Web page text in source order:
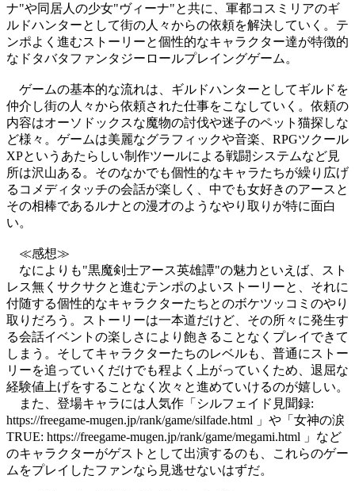
ナ"や同居人の少女"ヴィーナ"と共に、軍都コスミリアのギ
ルドハンターとして街の人々からの依頼を解決していく。テ
ンポよく進むストーリーと個性的なキャラクター達が特徴的
なドタバタファンタジーロールプレイングゲーム。
ゲームの基本的な流れは、ギルドハンターとしてギルドを
仲介し街の人々から依頼された仕事をこなしていく。依頼の
内容はオーソドックスな魔物の討伐や迷子のペット猫探しな
ど様々。ゲームは美麗なグラフィックや音楽、RPGツクール
XPというあたらしい制作ツールによる戦闘システムなど見
所は沢山ある。そのなかでも個性的なキャラたちが繰り広げ
るコメディタッチの会話が楽しく、中でも女好きのアースと
その相棒であるルナとの漫才のようなやり取りが特に面白
い。
≪感想≫
なによりも"黒魔剣士アース英雄譚"の魅力といえば、スト
レス無くサクサクと進むテンポのよいストーリーと、それに
付随する個性的なキャラクターたちとのボケツッコミのやり
取りだろう。ストーリーは一本道だけど、その所々に発生す
る会話イベントの楽しさにより飽きることなくプレイできて
しまう。そしてキャラクターたちのレベルも、普通にストー
リーを追っていくだけでも程よく上がっていくため、退屈な
経験値上げをすることなく次々と進めていけるのが嬉しい。
また、登場キャラには人気作「シルフェイド見聞録:
https://freegame-mugen.jp/rank/game/silfade.html 」や「女神の涙
TRUE: https://freegame-mugen.jp/rank/game/megami.html 」など
のキャラクターがゲストとして出演するのも、これらのゲー
ムをプレイしたファンなら見逃せないはずだ。